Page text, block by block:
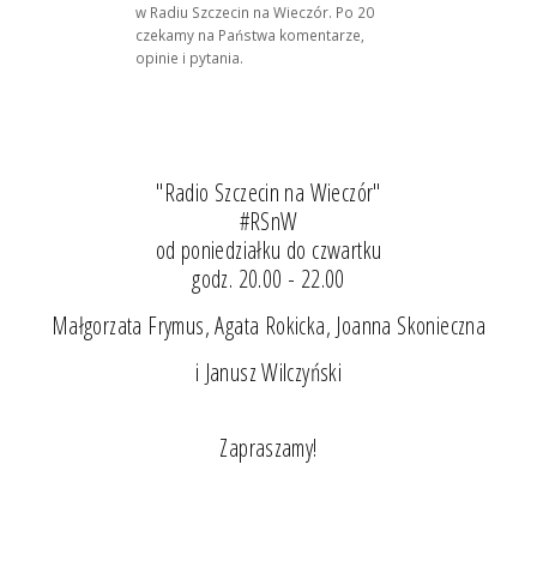
w Radiu Szczecin na Wieczór. Po 20
czekamy na Państwa komentarze,
opinie i pytania.
"Radio Szczecin na Wieczór"
#RSnW
od poniedziałku do czwartku
godz. 20.00 - 22.00
Małgorzata Frymus, Agata Rokicka, Joanna Skonieczna
i Janusz Wilczyński
Zapraszamy!